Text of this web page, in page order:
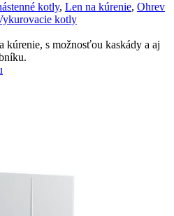
kotly, Len na kúrenie, Ohrev
kotly
kúrenie, s možnosťou kaskády a aj